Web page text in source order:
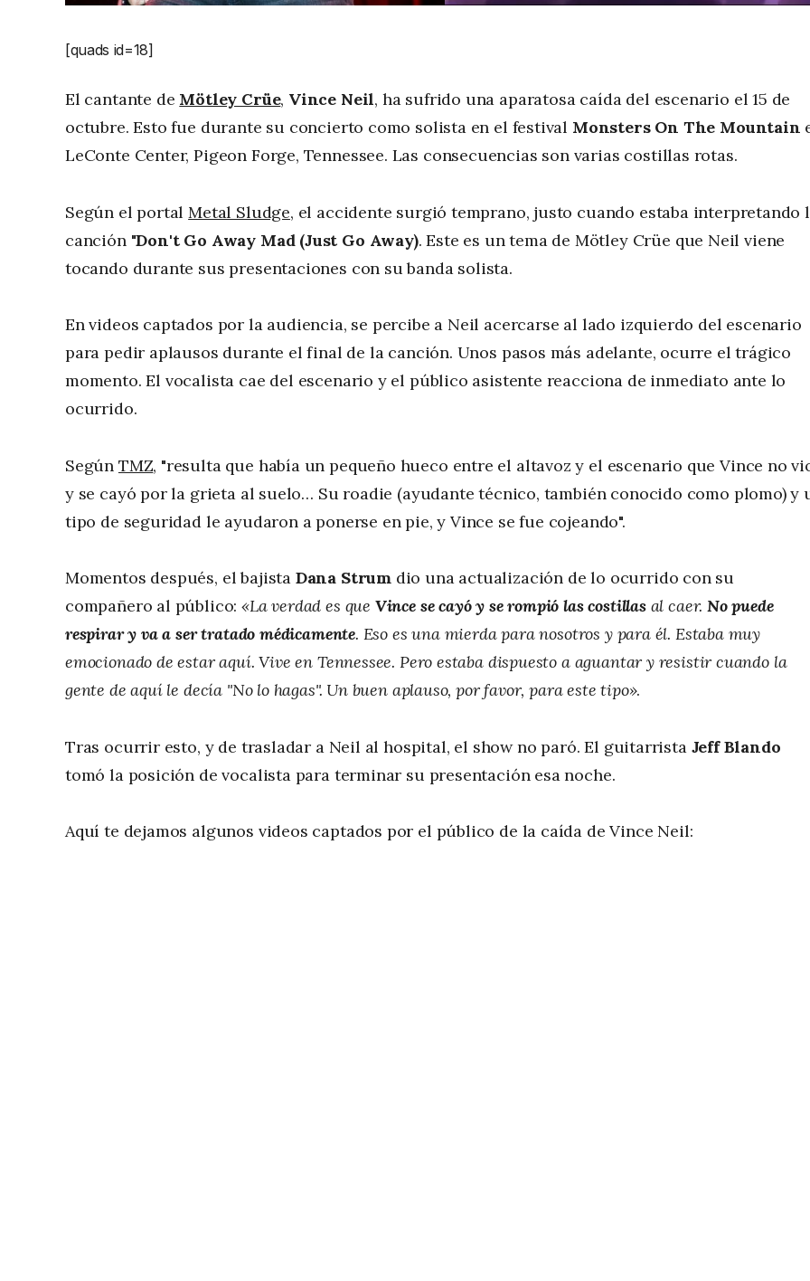
[quads id=18]
El cantante de Mötley Crüe, Vince Neil, ha sufrido una aparatosa caída del escenario el 15 de
octubre. Esto fue durante su concierto como solista en el festival Monsters On The Mountain
LeConte Center, Pigeon Forge, Tennessee. Las consecuencias son varias costillas rotas.
Según el portalMetal Sludge, el accidente surgió temprano, justo cuando estaba interpretando
canción "Don't Go Away Mad (Just Go Away). Este es un tema de Mötley Crüe que Neil viene
tocando durante sus presentaciones con su banda solista.
En videos captados por la audiencia, se percibe a Neil acercarse al lado izquierdo del escenario
para pedir aplausos durante el final de la canción. Unos pasos más adelante, ocurre el trágico
momento. El vocalista cae del escenario y el público asistente reacciona de inmediato ante lo
ocurrido.
Según TMZ, "resulta que había un pequeño hueco entre el altavoz y el escenario que Vince no
y se cayó por la grieta al suelo… Su roadie (ayudante técnico, también conocido como plomo) y
tipo de seguridad le ayudaron a ponerse en pie, y Vince se fue cojeando".
Momentos después, el bajista Dana Strumdio una actualización de lo ocurrido con su
compañero al público:«La verdad es que Vince se cayó y se rompió las costillasal caer. No puede
respirar y va a ser tratado médicamente. Eso es una mierda para nosotros y para él. Estaba muy
emocionado de estar aquí. Vive en Tennessee. Pero estaba dispuesto a aguantar y resistir cuando la
gente de aquí le decía "No lo hagas". Un buen aplauso, por favor, para este tipo».
Tras ocurrir esto, y de trasladar a Neil al hospital, el show no paró. El guitarrista Jeff Blando
tomó la posición de vocalista para terminar su presentación esa noche.
Aquí te dejamos algunos videos captados por el público de la caída de Vince Neil: